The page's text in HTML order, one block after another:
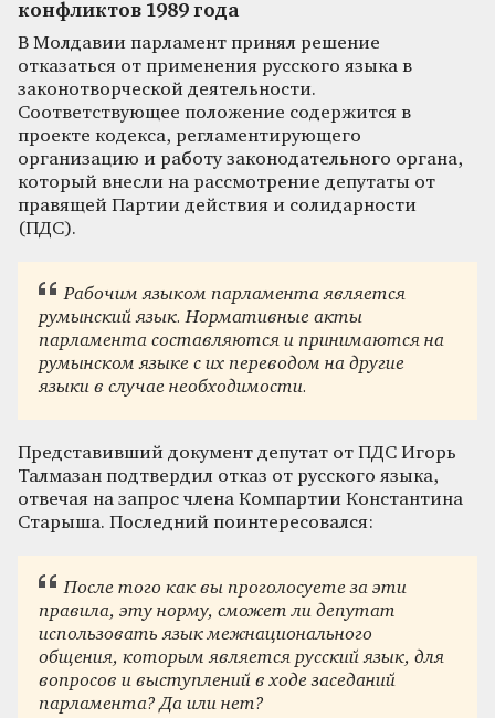
конфликтов 1989 года
В Молдавии парламент принял решение
отказаться от применения русского языка в
законотворческой деятельности.
Соответствующее положение содержится в
проекте кодекса, регламентирующего
организацию и работу законодательного органа,
который внесли на рассмотрение депутаты от
правящей Партии действия и солидарности
(ПДС).
Рабочим языком парламента является
румынский язык. Нормативные акты
парламента составляются и принимаются на
румынском языке с их переводом на другие
языки в случае необходимости.
Представивший документ депутат от ПДС Игорь
Талмазан подтвердил отказ от русского языка,
отвечая на запрос члена Компартии Константина
Старыша. Последний поинтересовался:
После того как вы проголосуете за эти
правила, эту норму, сможет ли депутат
использовать язык межнационального
общения, которым является русский язык, для
вопросов и выступлений в ходе заседаний
парламента? Да или нет?